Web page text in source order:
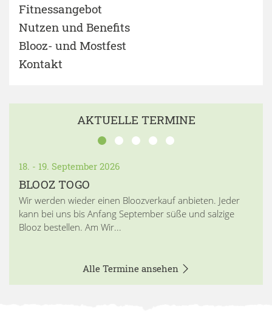
Fitnessangebot
Nutzen und Benefits
Blooz- und Mostfest
Kontakt
AKTUELLE TERMINE
18. - 19. September 2026
BLOOZ TOGO
Wir werden wieder einen Bloozverkauf anbieten. Jeder
kann bei uns bis Anfang September süße und salzige
Blooz bestellen. Am Wir...
Alle Termine ansehen